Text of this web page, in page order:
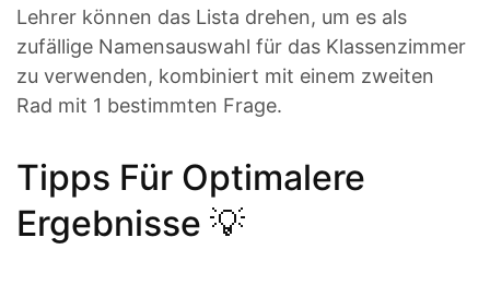
Lehrer können das Lista drehen, um es als
zufällige Namensauswahl für das Klassenzimmer
zu verwenden, kombiniert mit einem zweiten
Rad mit 1 bestimmten Frage.
Tipps Für Optimalere
Ergebnisse 💡